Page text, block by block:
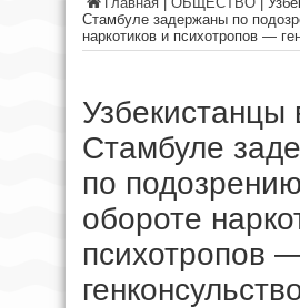
Стамбуле задержаны по
наркотиков и психотропов —
Узбекистанцы
Стамбуле
по
обороте
психотропов